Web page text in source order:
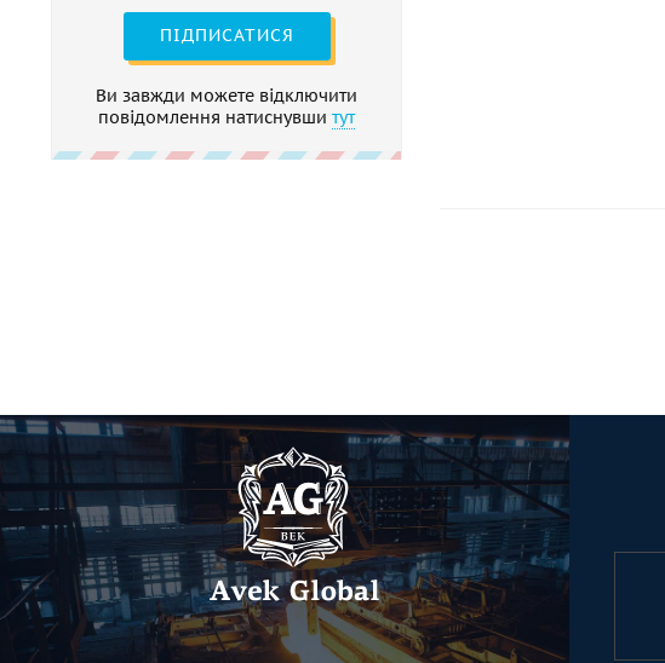
ПІДПИСАТИСЯ
Ви завжди можете відключити
повідомлення натиснувши тут